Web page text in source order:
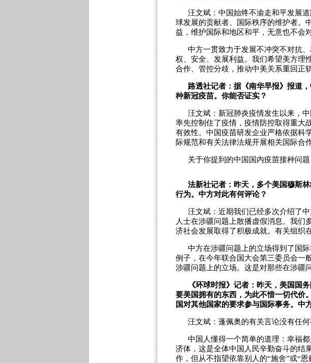
汪文斌：中国始终不渝走和平发展
球发展的贡献者、国际秩序的维护者。
益，维护国际和地区和平，无意也不会
中方一贯致力于发展不冲突不对抗
权、安全、发展利益。我们希望美方理
合作、管控分歧，推动中美关系重回正
路透社记者：据《南华早报》报道
种新冠疫苗。你能否证实？
汪文斌：新冠肺炎疫情发生以来，
率先控制住了疫情，疫情防控取得重大
有效性。中国疫苗研发企业严格依据科
际规范和有关法律法规开展相关国际合作
关于你提到的中国国内疫苗接种问
法新社记者：昨天，多个美国穆斯
行为。中方对此有何评论？
汪文斌：近期我们已经多次介绍了
人士在涉疆问题上散播虚假消息。我们
济社会发展取得了积极成就。有关组织
中方在涉疆问题上的立场得到了国
例子，在今年联合国大会第三委员会一
涉疆问题上的立场。这是对那些在涉疆
《环球时报》记者：昨天，美国国
要美国拥有的东西，为此不惜一切代价
国对其他国家的要求参与国际事务。中
汪文斌：蓬佩奥的有关言论没有任
中国人懂得一个简单的道理：幸福
济体，这是全体中国人民辛勤奋斗的结
作，但从不指望依靠别人的“施舍”或“